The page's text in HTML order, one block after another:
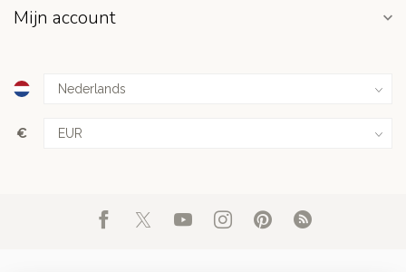
Mijn account
€